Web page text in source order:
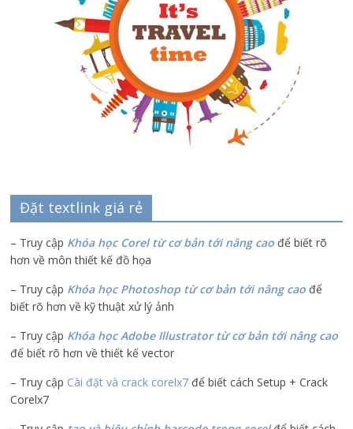
Đặt textlink giá rẻ
– Truy cập Khóa học Corel từ cơ bản tới nâng cao để biết rõ
hơn về môn thiết kế đồ họa
– Truy cập Khóa học Photoshop từ cơ bản tới nâng cao để
biết rõ hơn về kỹ thuật xử lý ảnh
– Truy cập Khóa học Adobe Illustratortừ cơ bản tới nâng cao
để biết rõ hơn về thiết kế vector
– Truy cập Cài đặt và crack corelx7 để biết cách Setup + Crack
Corelx7